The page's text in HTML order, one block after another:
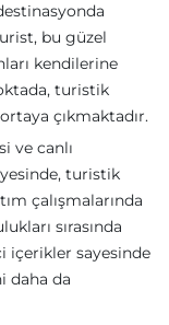
bu güzel
kendilerine
turistik
çıkmaktadır.
ve canlı
turistik
çalışmalarında
sırasında
içerikler sayesinde
daha da